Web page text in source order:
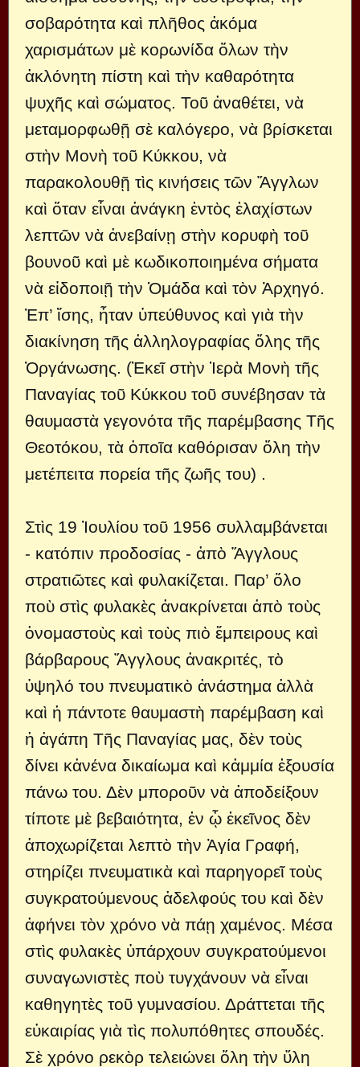
σοβαρότητα καὶ πλῆθος ἀκόμα
χαρισμάτων μὲ κορωνίδα ὅλων τὴν
ἀκλόνητη πίστη καὶ τὴν καθαρότητα
ψυχῆς καὶ σώματος. Τοῦ ἀναθέτει, νὰ
μεταμορφωθῇ σὲ καλόγερο, νὰ βρίσκεται
στὴν Μονὴ τοῦ Κύκκου, νὰ
παρακολουθῇ τὶς κινήσεις τῶν Ἄγγλων
καὶ ὅταν εἶναι ἀνάγκη ἐντὸς ἐλαχίστων
λεπτῶν νὰ ἀνεβαίνῃ στὴν κορυφὴ τοῦ
βουνοῦ καὶ μὲ κωδικοποιημένα σήματα
νὰ εἰδοποιῇ τὴν Ὁμάδα καὶ τὸν Ἀρχηγό.
Ἐπ’ ἴσης, ἦταν ὑπεύθυνος καὶ γιὰ τὴν
διακίνηση τῆς ἀλληλογραφίας ὅλης τῆς
Ὀργάνωσης. (Ἐκεῖ στὴν Ἱερὰ Μονὴ τῆς
Παναγίας τοῦ Κύκκου τοῦ συνέβησαν τὰ
θαυμαστὰ γεγονότα τῆς παρέμβασης Τῆς
Θεοτόκου, τὰ ὁποῖα καθόρισαν ὅλη τὴν
μετέπειτα πορεία τῆς ζωῆς του) .
Στὶς 19 Ἰουλίου τοῦ 1956 συλλαμβάνεται
- κατόπιν προδοσίας - ἀπὸ Ἄγγλους
στρατιῶτες καὶ φυλακίζεται. Παρ’ ὅλο
ποὺ στὶς φυλακὲς ἀνακρίνεται ἀπὸ τοὺς
ὀνομαστοὺς καὶ τοὺς πιὸ ἔμπειρους καὶ
βάρβαρους Ἄγγλους ἀνακριτές, τὸ
ὑψηλό του πνευματικὸ ἀνάστημα ἀλλὰ
καὶ ἡ πάντοτε θαυμαστὴ παρέμβαση καὶ
ἡ ἀγάπη Τῆς Παναγίας μας, δὲν τοὺς
δίνει κἀνένα δικαίωμα καὶ κἀμμία ἐξουσία
πάνω του. Δὲν μποροῦν νὰ ἀποδείξουν
τίποτε μὲ βεβαιότητα, ἐν ᾧ ἐκεῖνος δὲν
ἀποχωρίζεται λεπτὸ τὴν Ἁγία Γραφή,
στηρίζει πνευματικὰ καὶ παρηγορεῖ τοὺς
συγκρατούμενους ἀδελφούς του καὶ δὲν
ἀφήνει τὸν χρόνο νὰ πάῃ χαμένος. Μέσα
στὶς φυλακὲς ὑπάρχουν συγκρατούμενοι
συναγωνιστὲς ποὺ τυγχάνουν νὰ εἶναι
καθηγητὲς τοῦ γυμνασίου. Δράττεται τῆς
εὐκαιρίας γιὰ τὶς πολυπόθητες σπουδές.
Σὲ χρόνο ρεκὸρ τελειώνει ὅλη τὴν ὕλη